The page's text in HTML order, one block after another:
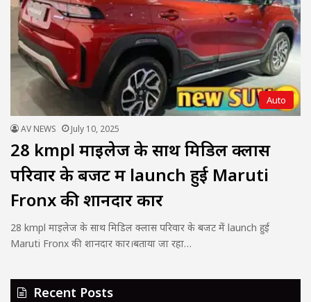
Auto
AV NEWS July 10, 2025
28 kmpl माइलेज के साथ मिडिल क्लास
परिवार के बजट में launch हुई Maruti
Fronx की शानदार कार
28 kmpl माइलेज के साथ मिडिल क्लास परिवार के बजट में launch हुई
Maruti Fronx की शानदार कार।बताया जा रहा…
Recent Posts